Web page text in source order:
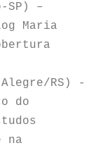
SP) –
Maria
RS) -
do
na